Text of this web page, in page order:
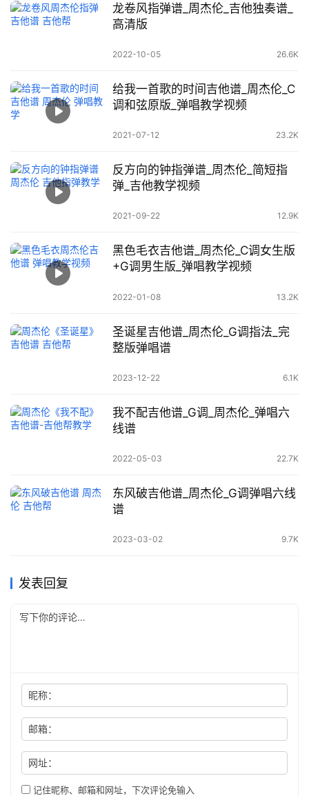
龙卷风指弹谱_周杰伦_吉他独奏谱_
高清版
2022-10-05 26.6K
给我一首歌的时间吉他谱_周杰伦_C
调和弦原版_弹唱教学视频
2021-07-12 23.2K
反方向的钟指弹谱_周杰伦_简短指
弹_吉他教学视频
2021-09-22 12.9K
黑色毛衣吉他谱_周杰伦_C调女生版
+G调男生版_弹唱教学视频
2022-01-08 13.2K
圣诞星吉他谱_周杰伦_G调指法_完
整版弹唱谱
2023-12-22 6.1K
我不配吉他谱_G调_周杰伦_弹唱六
线谱
2022-05-03 22.7K
东风破吉他谱_周杰伦_G调弹唱六线
谱
2023-03-02 9.7K
发表回复
昵称：
邮箱：
网址：
记住昵称、邮箱和网址，下次评论免输入